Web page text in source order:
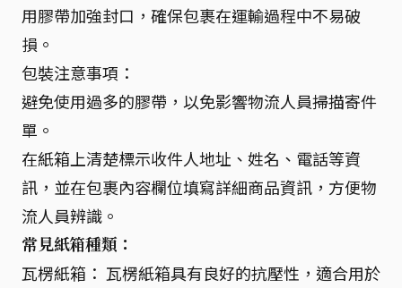
用膠帶加強封口，確保包裹在運輸過程中不易破
損。
包裝注意事項：
避免使用過多的膠帶，以免影響物流人員掃描寄件
單。
在紙箱上清楚標示收件人地址、姓名、電話等資
訊，並在包裹內容欄位填寫詳細商品資訊，方便物
流人員辨識。
常見紙箱種類：
瓦楞紙箱： 瓦楞紙箱具有良好的抗壓性，適合用於